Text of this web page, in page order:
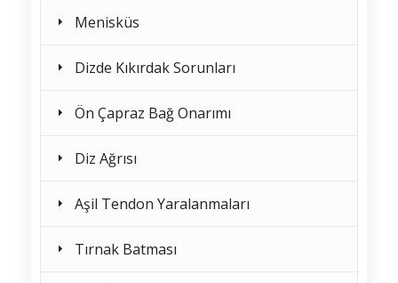
Menisküs
Dizde Kıkırdak Sorunları
Ön Çapraz Bağ Onarımı
Diz Ağrısı
Aşil Tendon Yaralanmaları
Tırnak Batması